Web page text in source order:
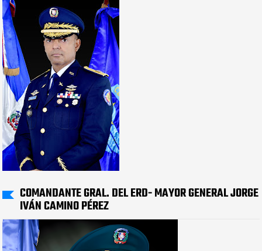
COMANDANTE GRAL. DEL ERD- MAYOR GENERAL JORGE
IVÁN CAMINO PÉREZ